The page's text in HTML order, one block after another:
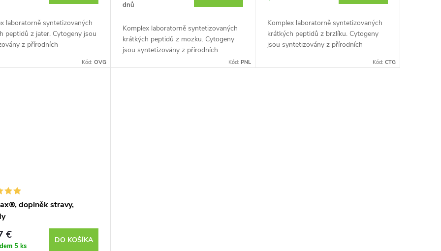
laboratorně syntetizovaných
peptidů z jater. Cytogeny jsou
z přírodních
části nejaktivnější peptidové...
Kód: OVG
dnů
Komplex laboratorně syntetizovaných
krátkých peptidů z mozku. Cytogeny
jsou syntetizovány z přírodních
Kód: PNL
Komplex laboratorně syntetizovaných
krátkých peptidů z brzlíku. Cytogeny
jsou syntetizovány z přírodních
pracovní části nejaktivnější...
Kód: CTG
doplněk stravy,
€
5 ks
DO KOŠÍKA